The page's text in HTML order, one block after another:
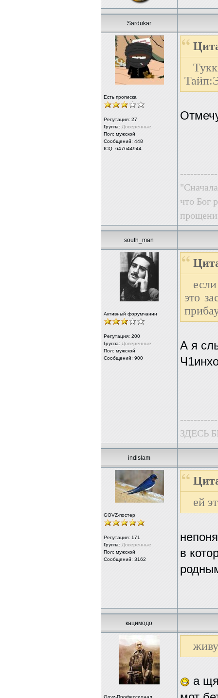
Sardukar
Есть прописка
Репутация: 27
Группа: Доверенные
Пол: мужской
Сообщений: 448
ICQ: 647644944
что Бог
south_man
Активный форумчанин
Репутация: 200
Группа: Доверенные
Пол: мужской
Сообщений: 900
это
А я
ЗДЕСЬ
indislam
GOVZ-постер
Репутация: 171
Группа: Доверенные
Пол: мужской
Сообщений: 3162
ей
в
кацимодо
Govz-Профессионал
а